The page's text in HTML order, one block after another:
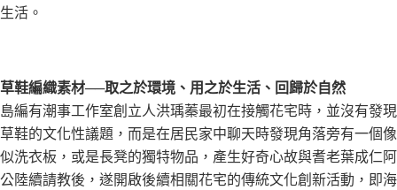
生活。
草鞋編織素材──取之於環境、用之於生活、回歸於自然
島編有潮事工作室創立人洪瑀蓁最初在接觸花宅時，並沒有發現
草鞋的文化性議題，而是在居民家中聊天時發現角落旁有一個像
似洗衣板，或是長凳的獨特物品，產生好奇心故與耆老葉成仁阿
公陸續請教後，遂開啟後續相關花宅的傳統文化創新活動，即海